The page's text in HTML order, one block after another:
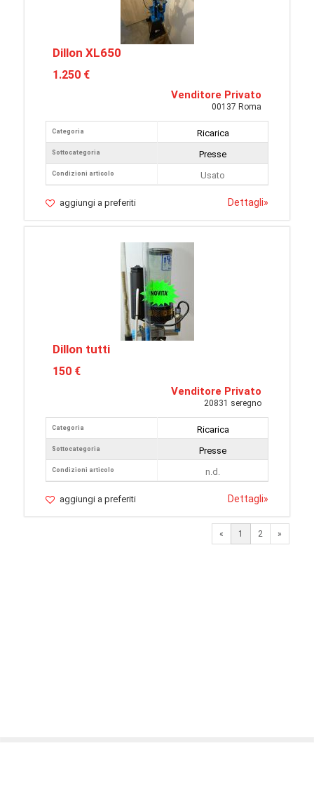
Dillon XL650
1.250 €
Venditore Privato
00137 Roma
Categoria
Sottocategoria
Condizioni articolo
Ricarica
Presse
Usato
aggiungi a preferiti Dettagli»
Dillon tutti
150 €
Venditore Privato
20831 seregno
Categoria
Sottocategoria
Condizioni articolo
Ricarica
Presse
n.d.
aggiungi a preferiti Dettagli»
« 1 2 »